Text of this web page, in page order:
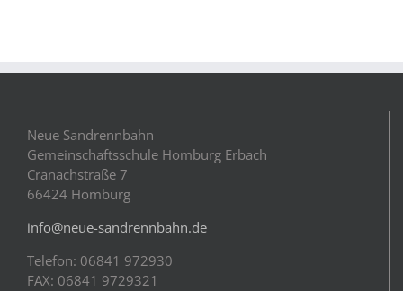
Neue Sandrennbahn
Gemeinschaftsschule Homburg Erbach
Cranachstraße 7
66424 Homburg
info@neue-sandrennbahn.de
Telefon: 06841 972930
FAX: 06841 9729321